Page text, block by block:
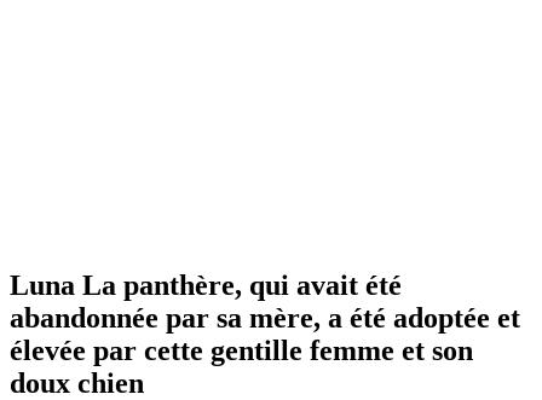
Luna La panthère, qui avait été
abandonnée par sa mère, a été adoptée et
élevée par cette gentille femme et son
doux chien